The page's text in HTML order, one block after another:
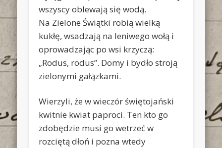
wszyscy oblewają się wodą.
Na Zielone Świątki robią wielką
kukłę, wsadzają na leniwego wołą i
oprowadzając po wsi krzyczą:
„Rodus, rodus”. Domy i bydło stroją
zielonymi gałązkami.
Wierzyli, że w wieczór świętojański
kwitnie kwiat paproci. Ten kto go
zdobędzie musi go wetrzeć w
rozciętą dłoń i pozna wtedy